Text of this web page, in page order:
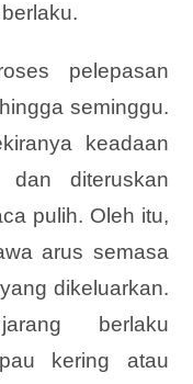
pelepasan
seminggu.
keadaan
diteruskan
pulih. Oleh itu,
arus semasa
dikeluarkan.
berlaku
kering atau